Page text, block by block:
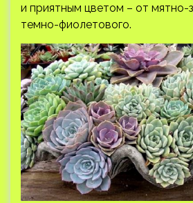
и приятным цветом – от мятно-
темно-фиолетового.